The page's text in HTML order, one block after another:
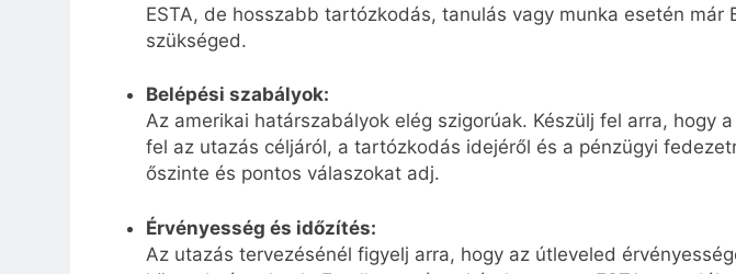
ESTA, de hosszabb tartózkodás, tanulás vagy munka esetén már
szükséged.
Belépési szabályok:
Az amerikai határszabályok elég szigorúak. Készülj fel arra, hogy
fel az utazás céljáról, a tartózkodás idejéről és a pénzügyi
őszinte és pontos válaszokat adj.
Érvényesség és időzítés:
Az utazás tervezésénél figyelj arra, hogy az útleveled